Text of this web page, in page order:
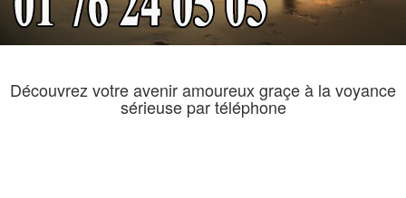
Découvrez votre avenir amoureux graçe à la voyance
sérieuse par téléphone